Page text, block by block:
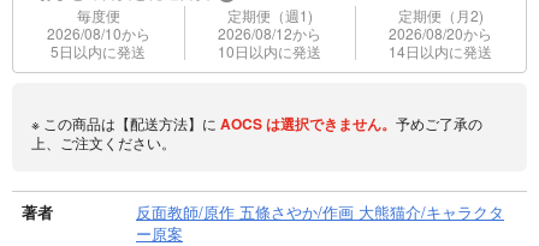
毎度便
2026/08/10から
5日以内に発送
定期便（週1)
2026/08/12から
10日以内に発送
定期便（月2)
2026/08/20から
14日以内に発送
※ この商品は【配送方法】に AOCSは選択できません。 予めご了承の
上、ご注文ください。
著者
反面教師/原作 五條さやか/作画 大熊猫介/キャラクタ
ー原案